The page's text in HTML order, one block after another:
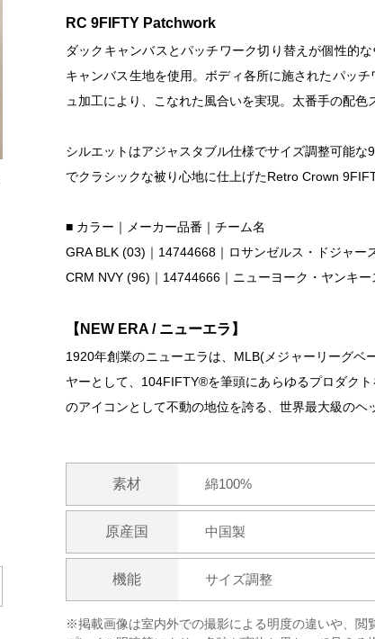
RC 9FIFTY Patchwork
ダックキャンバスとパッチワーク切り替えが個性的
キャンバス生地を使用。ボディ各所に施されたパッ
ュ加工により、こなれた風合いを実現。太番手の配
シルエットはアジャスタブル仕様でサイズ調整可能
でクラシックな被り心地に仕上げたRetro Crown
■ カラー｜メーカー品番｜チーム名
GRA BLK (03)｜14744668｜ロサンゼルス・ドジャー
CRM NVY (96)｜14744666｜ニューヨーク・ヤンキー
【NEW ERA / ニューエラ】
1920年創業のニューエラは、MLB(メジャーリーグ
ヤーとして、104FIFTY®を筆頭にあらゆるプロダク
のアイコンとして不動の地位を誇る、世界最大級のヘ
素材 綿100%
原産国 中国製
機能 サイズ調整
※掲載画像は室内外での撮影による明度の違いや、閲